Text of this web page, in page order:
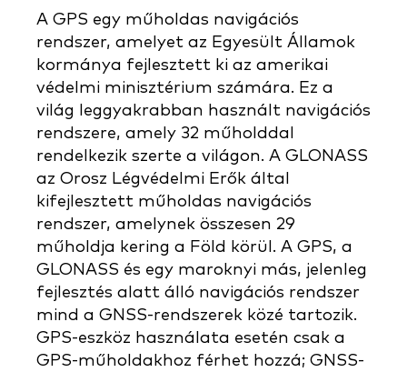
A GPS egy műholdas navigációs
rendszer, amelyet az Egyesült Államok
kormánya fejlesztett ki az amerikai
védelmi minisztérium számára. Ez a
világ leggyakrabban használt navigációs
rendszere, amely 32 műholddal
rendelkezik szerte a világon. A GLONASS
az Orosz Légvédelmi Erők által
kifejlesztett műholdas navigációs
rendszer, amelynek összesen 29
műholdja kering a Föld körül. A GPS, a
GLONASS és egy maroknyi más, jelenleg
fejlesztés alatt álló navigációs rendszer
mind a GNSS-rendszerek közé tartozik.
GPS-eszköz használata esetén csak a
GPS-műholdakhoz férhet hozzá; GNSS-